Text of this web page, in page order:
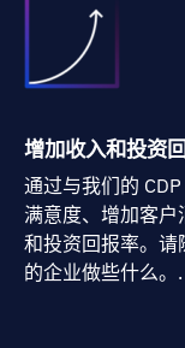
增加收入和投资
通过与我们的
满意度、增加客
和投资回报率。请
的企业做些什么。.